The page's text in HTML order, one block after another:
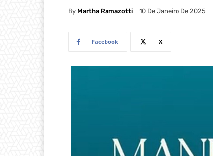
By Martha Ramazotti 10 De Janeiro De 2025
Facebook X